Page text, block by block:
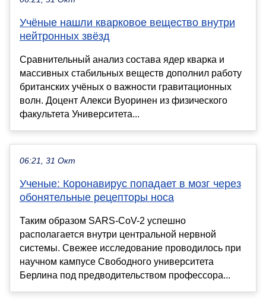
Учёные нашли кварковое вещество внутри
нейтронных звёзд
Сравнительный анализ состава ядер кварка и
массивных стабильных веществ дополнил работу
британских учёных о важности гравитационных
волн. Доцент Алекси Вуоринен из физического
факультета Университета...
06:21, 31 Окт
Ученые: Коронавирус попадает в мозг через
обонятельные рецепторы носа
Таким образом SARS-CoV-2 успешно
располагается внутри центральной нервной
системы. Свежее исследование проводилось при
научном кампусе Свободного университета
Берлина под предводительством профессора...